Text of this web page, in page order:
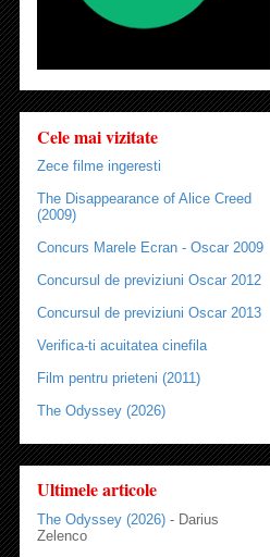
Cele mai vizitate
Zece filme ingeresti
The Disappearance of Alice Creed
(2009)
Concurs Marele Ecran - Oscar 2009
Concursul de previziuni Oscar 2012
Concursul de previziuni Oscar 2013
Verifica-ti acuitatea cinefila
Film pentru prieteni (2011)
The Odyssey (2026)
Ultimele articole
The Odyssey (2026) - Darius
Zelenco